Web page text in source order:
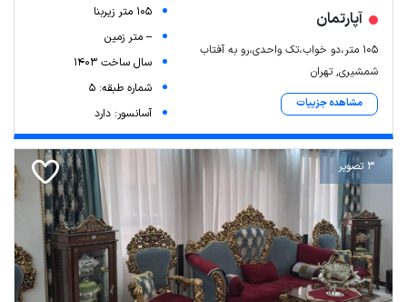
آپارتمان
۱۰۵ متر،دو خواب،تک واحدی،رو به آفتاب
شمشیری, تهران
مشاهده جزییات
105 متر زیربنا
-- متر زمین
سال ساخت 1403
شماره طبقه: 5
آسانسور: دارد
3 تصویر